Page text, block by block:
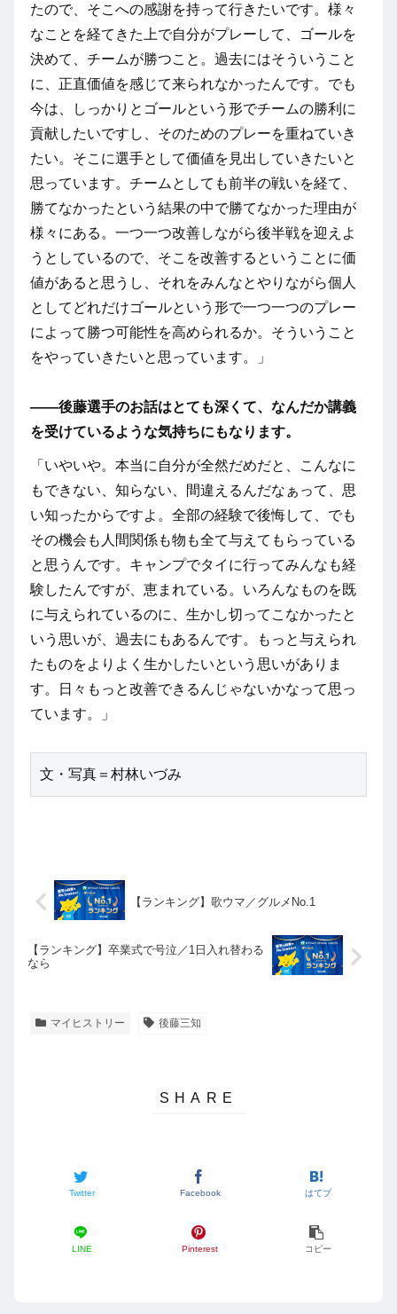
たので、そこへの感謝を持って行きたいです。様々
なことを経てきた上で自分がプレーして、ゴールを
決めて、チームが勝つこと。過去にはそういうこと
に、正直価値を感じて来られなかったんです。でも
今は、しっかりとゴールという形でチームの勝利に
貢献したいですし、そのためのプレーを重ねていき
たい。そこに選手として価値を見出していきたいと
思っています。チームとしても前半の戦いを経て、
勝てなかったという結果の中で勝てなかった理由が
様々にある。一つ一つ改善しながら後半戦を迎えよ
うとしているので、そこを改善するということに価
値があると思うし、それをみんなとやりながら個人
としてどれだけゴールという形で一つ一つのプレー
によって勝つ可能性を高められるか。そういうこと
をやっていきたいと思っています。」
――後藤選手のお話はとても深くて、なんだか講義
を受けているような気持ちにもなります。
「いやいや。本当に自分が全然だめだと、こんなに
もできない、知らない、間違えるんだなぁって、思
い知ったからですよ。全部の経験で後悔して、でも
その機会も人間関係も物も全て与えてもらっている
と思うんです。キャンプでタイに行ってみんなも経
験したんですが、恵まれている。いろんなものを既
に与えられているのに、生かし切ってこなかったと
いう思いが、過去にもあるんです。もっと与えられ
たものをよりよく生かしたいという思いがありま
す。日々もっと改善できるんじゃないかなって思っ
ています。」
文・写真＝村林いづみ
【ランキング】歌ウマ／グルメNo.1
【ランキング】卒業式で号泣／1日入れ替わる
なら
マイヒストリー 後藤三知
Twitter Facebook はてブ
LINE Pinterest コピー